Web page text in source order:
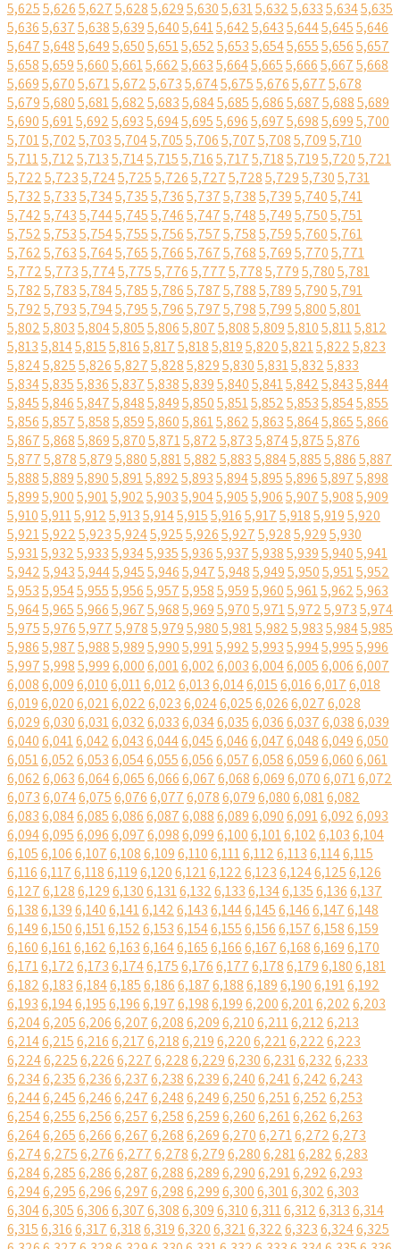
5,6255,6265,6275,6285,6295,6305,6315,6325,6335,6345,635
5,6365,6375,6385,6395,6405,6415,6425,6435,6445,6455,646
5,6475,6485,6495,6505,6515,6525,6535,6545,6555,6565,657
5,6585,6595,6605,6615,6625,6635,6645,6655,6665,6675,668
5,6695,6705,6715,6725,6735,6745,6755,6765,6775,678
5,6795,6805,6815,6825,6835,6845,6855,6865,6875,6885,689
5,6905,6915,6925,6935,6945,6955,6965,6975,6985,6995,700
5,7015,7025,7035,7045,7055,7065,7075,7085,7095,710
5,7115,7125,7135,7145,7155,7165,7175,7185,7195,7205,721
5,7225,7235,7245,7255,7265,7275,7285,7295,7305,731
5,7325,7335,7345,7355,7365,7375,7385,7395,7405,741
5,7425,7435,7445,7455,7465,7475,7485,7495,7505,751
5,7525,7535,7545,7555,7565,7575,7585,7595,7605,761
5,7625,7635,7645,7655,7665,7675,7685,7695,7705,771
5,7725,7735,7745,7755,7765,7775,7785,7795,7805,781
5,7825,7835,7845,7855,7865,7875,7885,7895,7905,791
5,7925,7935,7945,7955,7965,7975,7985,7995,8005,801
5,8025,8035,8045,8055,8065,8075,8085,8095,8105,8115,812
5,8135,8145,8155,8165,8175,8185,8195,8205,8215,8225,823
5,8245,8255,8265,8275,8285,8295,8305,8315,8325,833
5,8345,8355,8365,8375,8385,8395,8405,8415,8425,8435,844
5,8455,8465,8475,8485,8495,8505,8515,8525,8535,8545,855
5,8565,8575,8585,8595,8605,8615,8625,8635,8645,8655,866
5,8675,8685,8695,8705,8715,8725,8735,8745,8755,876
5,8775,8785,8795,8805,8815,8825,8835,8845,8855,8865,887
5,8885,8895,8905,8915,8925,8935,8945,8955,8965,8975,898
5,8995,9005,9015,9025,9035,9045,9055,9065,9075,9085,909
5,9105,9115,9125,9135,9145,9155,9165,9175,9185,9195,920
5,9215,9225,9235,9245,9255,9265,9275,9285,9295,930
5,9315,9325,9335,9345,9355,9365,9375,9385,9395,9405,941
5,9425,9435,9445,9455,9465,9475,9485,9495,9505,9515,952
5,9535,9545,9555,9565,9575,9585,9595,9605,9615,9625,963
5,9645,9655,9665,9675,9685,9695,9705,9715,9725,9735,974
5,9755,9765,9775,9785,9795,9805,9815,9825,9835,9845,985
5,9865,9875,9885,9895,9905,9915,9925,9935,9945,9955,996
5,9975,9985,9996,0006,0016,0026,0036,0046,0056,0066,007
6,0086,0096,0106,0116,0126,0136,0146,0156,0166,0176,018
6,0196,0206,0216,0226,0236,0246,0256,0266,0276,028
6,0296,0306,0316,0326,0336,0346,0356,0366,0376,0386,039
6,0406,0416,0426,0436,0446,0456,0466,0476,0486,0496,050
6,0516,0526,0536,0546,0556,0566,0576,0586,0596,0606,061
6,0626,0636,0646,0656,0666,0676,0686,0696,0706,0716,072
6,0736,0746,0756,0766,0776,0786,0796,0806,0816,082
6,0836,0846,0856,0866,0876,0886,0896,0906,0916,0926,093
6,0946,0956,0966,0976,0986,0996,1006,1016,1026,1036,104
6,1056,1066,1076,1086,1096,1106,1116,1126,1136,1146,115
6,1166,1176,1186,1196,1206,1216,1226,1236,1246,1256,126
6,1276,1286,1296,1306,1316,1326,1336,1346,1356,1366,137
6,1386,1396,1406,1416,1426,1436,1446,1456,1466,1476,148
6,1496,1506,1516,1526,1536,1546,1556,1566,1576,1586,159
6,1606,1616,1626,1636,1646,1656,1666,1676,1686,1696,170
6,1716,1726,1736,1746,1756,1766,1776,1786,1796,1806,181
6,1826,1836,1846,1856,1866,1876,1886,1896,1906,1916,192
6,1936,1946,1956,1966,1976,1986,1996,2006,2016,2026,203
6,2046,2056,2066,2076,2086,2096,2106,2116,2126,213
6,2146,2156,2166,2176,2186,2196,2206,2216,2226,223
6,2246,2256,2266,2276,2286,2296,2306,2316,2326,233
6,2346,2356,2366,2376,2386,2396,2406,2416,2426,243
6,2446,2456,2466,2476,2486,2496,2506,2516,2526,253
6,2546,2556,2566,2576,2586,2596,2606,2616,2626,263
6,2646,2656,2666,2676,2686,2696,2706,2716,2726,273
6,2746,2756,2766,2776,2786,2796,2806,2816,2826,283
6,2846,2856,2866,2876,2886,2896,2906,2916,2926,293
6,2946,2956,2966,2976,2986,2996,3006,3016,3026,303
6,3046,3056,3066,3076,3086,3096,3106,3116,3126,3136,314
6,3156,3166,3176,3186,3196,3206,3216,3226,3236,3246,325